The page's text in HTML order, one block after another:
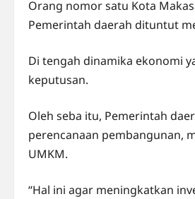
Orang nomor satu Kota
Pemerintah daerah dituntut
Di tengah dinamika ekonomi
keputusan.
Oleh seba itu, Pemerintah
perencanaan pembangunan,
UMKM.
“Hal ini agar meningkatkan